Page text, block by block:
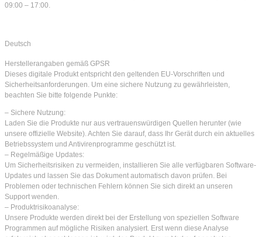
09:00 – 17:00.
Deutsch
Herstellerangaben gemäß GPSR
Dieses digitale Produkt entspricht den geltenden EU-Vorschriften und
Sicherheitsanforderungen. Um eine sichere Nutzung zu gewährleisten,
beachten Sie bitte folgende Punkte:
– Sichere Nutzung:
Laden Sie die Produkte nur aus vertrauenswürdigen Quellen herunter (wie
unsere offizielle Website). Achten Sie darauf, dass Ihr Gerät durch ein aktuelles
Betriebssystem und Antivirenprogramme geschützt ist.
– Regelmäßige Updates:
Um Sicherheitsrisiken zu vermeiden, installieren Sie alle verfügbaren Software-
Updates und lassen Sie das Dokument automatisch davon prüfen. Bei
Problemen oder technischen Fehlern können Sie sich direkt an unseren
Support wenden.
– Produktrisikoanalyse:
Unsere Produkte werden direkt bei der Erstellung von speziellen Software
Programmen auf mögliche Risiken analysiert. Erst wenn diese Analyse